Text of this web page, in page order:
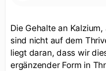
Die Gehalte an
sind nicht auf dem
liegt daran, dass wir
ergänzender Form in